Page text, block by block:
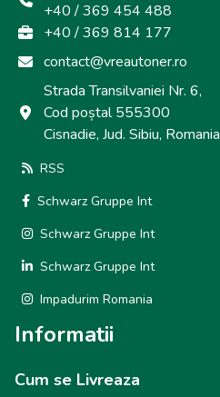
+40 / 369 454 488
+40 / 369 814 177
contact@vreautoner.ro
Strada Transilvaniei Nr. 6,
Cod poștal 555300
Cisnadie, Jud. Sibiu, Romania
RSS
Schwarz Gruppe Int
Schwarz Gruppe Int
Schwarz Gruppe Int
Impadurim Romania
Informatii
Cum se Livreaza